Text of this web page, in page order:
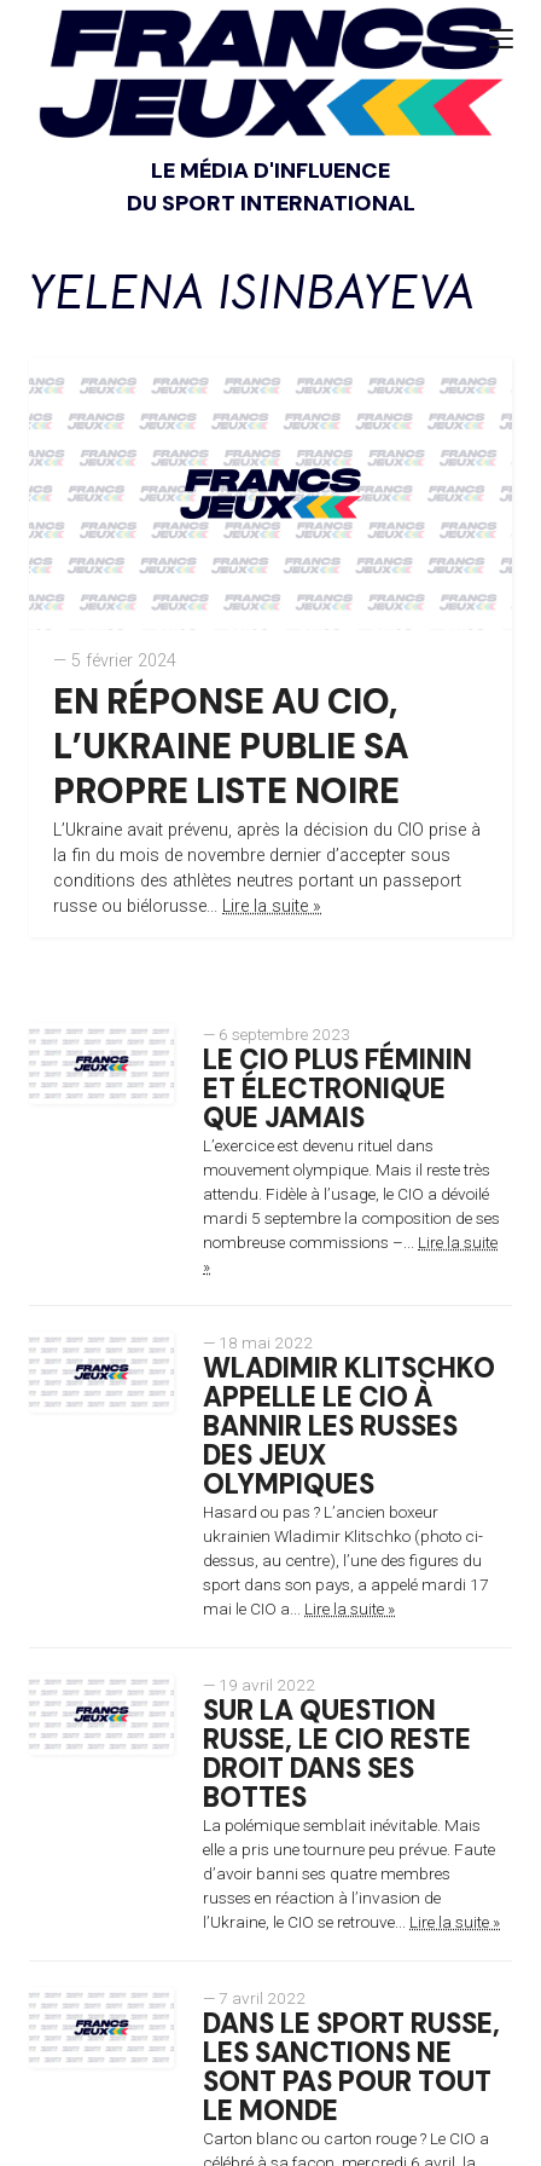
LE MÉDIA D'INFLUENCE
DU SPORT INTERNATIONAL
YELENA ISINBAYEVA
— 5 février 2024
EN RÉPONSE AU CIO,
L’UKRAINE PUBLIE SA
PROPRE LISTE NOIRE
L’Ukraine avait prévenu, après la décision du CIO prise à
la fin du mois de novembre dernier d’accepter sous
conditions des athlètes neutres portant un passeport
russe ou biélorusse... Lire la suite »
— 6 septembre 2023
LE CIO PLUS FÉMININ
ET ÉLECTRONIQUE
QUE JAMAIS
L’exercice est devenu rituel dans
mouvement olympique. Mais il reste très
attendu. Fidèle à l’usage, le CIO a dévoilé
mardi 5 septembre la composition de ses
nombreuse commissions –... Lire la suite
»
— 18 mai 2022
WLADIMIR KLITSCHKO
APPELLE LE CIO À
BANNIR LES RUSSES
DES JEUX
OLYMPIQUES
Hasard ou pas ? L’ancien boxeur
ukrainien Wladimir Klitschko (photo ci-
dessus, au centre), l’une des figures du
sport dans son pays, a appelé mardi 17
mai le CIO a... Lire la suite »
— 19 avril 2022
SUR LA QUESTION
RUSSE, LE CIO RESTE
DROIT DANS SES
BOTTES
La polémique semblait inévitable. Mais
elle a pris une tournure peu prévue. Faute
d’avoir banni ses quatre membres
russes en réaction à l’invasion de
l’Ukraine, le CIO se retrouve... Lire la suite »
— 7 avril 2022
DANS LE SPORT RUSSE,
LES SANCTIONS NE
SONT PAS POUR TOUT
LE MONDE
Carton blanc ou carton rouge ? Le CIO a
célébré à sa façon, mercredi 6 avril, la